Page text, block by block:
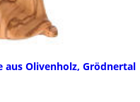
Olivenholz, Grödnertal